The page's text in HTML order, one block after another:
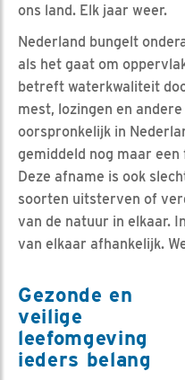
ons land. Elk jaar weer.
Nederland bungelt
als het gaat om
betreft waterkwaliteit
mest, lozingen en
oorspronkelijk in
gemiddeld nog maar
Deze afname is ook
soorten uitsterven of
van de natuur in elkaar.
van elkaar afhankelijk.
Gezonde en
veilige
leefomgeving
ieders belang